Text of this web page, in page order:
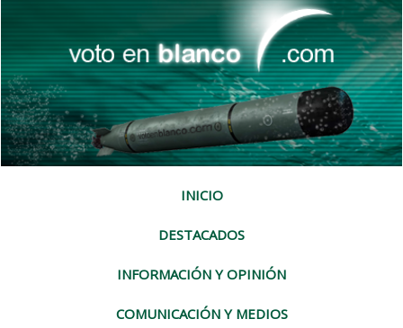
INICIO
DESTACADOS
INFORMACIÓN Y OPINIÓN
COMUNICACIÓN Y MEDIOS